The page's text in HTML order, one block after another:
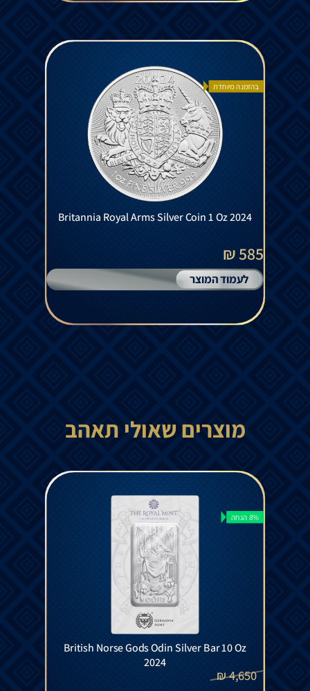
בהזמנה מיוחדת
Britannia Royal Arms Silver Coin 1 Oz 2024
585 ₪
לעמוד המוצר
מוצרים שאולי תאהב
8% הנחה
British Norse Gods Odin Silver Bar 10 Oz
2024
4,650
₪